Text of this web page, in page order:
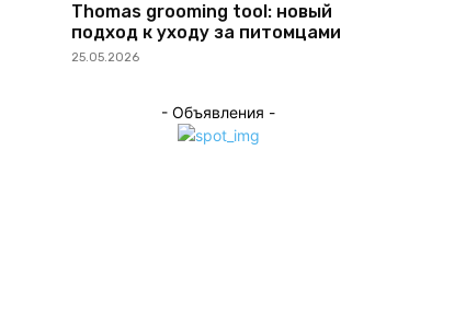
Thomas grooming tool: новый
подход к уходу за питомцами
25.05.2026
- Объявления -